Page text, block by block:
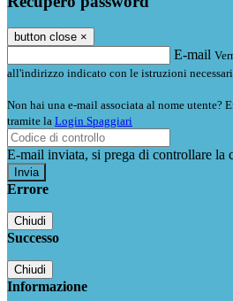
button close ×
E-mail
all'indirizzo indicato con le istruzioni
Non hai una e-mail associata al nome utente?
tramite la Login Spaggiari
E-mail inviata, si prega di controllare la
Errore
Chiudi
Successo
Chiudi
Informazione